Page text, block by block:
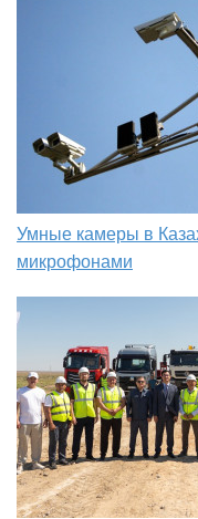
Умные камеры в
микрофонами